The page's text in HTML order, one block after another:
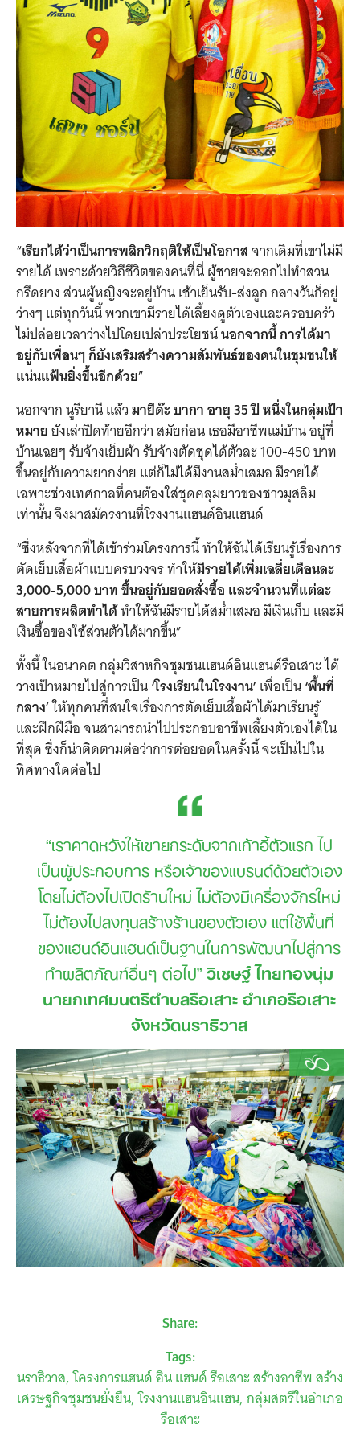
“เรียกได้ว่าเป็นการพลิกวิกฤติให้เป็นโอกาสจากเดิมที่เขาไม่มี
รายได้ เพราะด้วยวิถีชีวิตของคนที่นี่ ผู้ชายจะออกไปทำสวน
กรีดยาง ส่วนผู้หญิงจะอยู่บ้าน เช้าเย็นรับ-ส่งลูก กลางวันก็อยู่
ว่างๆ แต่ทุกวันนี้ พวกเขามีรายได้เลี้ยงดูตัวเองและครอบครัว
ไม่ปล่อยเวลาว่างไปโดยเปล่าประโยชน์นอกจากนี้ การได้มา
อยู่กับเพื่อนๆ ก็ยังเสริมสร้างความสัมพันธ์ของคนในชุมชนให้
แน่นแฟ้นยิ่งขึ้นอีกด้วย”
นอกจาก นูรียานี แล้วมายีด๊ะ บากา อายุ 35 ปี หนึ่งในกลุ่มเป้า
หมายยังเล่าปิดท้ายอีกว่า สมัยก่อน เธอมีอาชีพแม่บ้าน อยู่ที่
บ้านเฉยๆ รับจ้างเย็บผ้า รับจ้างตัดชุดได้ตัวละ 100-450 บาท
ขึ้นอยู่กับความยากง่าย แต่ก็ไม่ได้มีงานสม่ำเสมอ มีรายได้
เฉพาะช่วงเทศกาลที่คนต้องใส่ชุดคลุมยาวของชาวมุสลิม
เท่านั้น จึงมาสมัครงานที่โรงงานแฮนด์อินแฮนด์
“ซึ่งหลังจากที่ได้เข้าร่วมโครงการนี้ ทำให้ฉันได้เรียนรู้เรื่องการ
ตัดเย็บเสื้อผ้าแบบครบวงจร ทำให้มีรายได้เพิ่มเฉลี่ยเดือนละ
3,000-5,000 บาท ขึ้นอยู่กับยอดสั่งซื้อ และจำนวนที่แต่ละ
สายการผลิตทำได้ทำให้ฉันมีรายได้สม่ำเสมอ มีเงินเก็บ และมี
เงินซื้อของใช้ส่วนตัวได้มากขึ้น”
ทั้งนี้ ในอนาคต กลุ่มวิสาหกิจชุมชนแฮนด์อินแฮนด์รือเสาะ ได้
วางเป้าหมายไปสู่การเป็น‘โรงเรียนในโรงงาน’เพื่อเป็น‘พื้นที่
กลาง’ให้ทุกคนที่สนใจเรื่องการตัดเย็บเสื้อผ้าได้มาเรียนรู้
และฝึกฝีมือ จนสามารถนำไปประกอบอาชีพเลี้ยงตัวเองได้ใน
ที่สุด ซึ่งก็น่าติดตามต่อว่าการต่อยอดในครั้งนี้ จะเป็นไปใน
ทิศทางใดต่อไป
“เราคาดหวังให้เขายกระดับจากเก้าอี้ตัวแรก ไป
เป็นผู้ประกอบการ หรือเจ้าของแบรนด์ด้วยตัวเอง
โดยไม่ต้องไปเปิดร้านใหม่ ไม่ต้องมีเครื่องจักรใหม่
ไม่ต้องไปลงทุนสร้างร้านของตัวเอง แต่ใช้พื้นที่
ของแฮนด์อินแฮนด์เป็นฐานในการพัฒนาไปสู่การ
ทำผลิตภัณฑ์อื่นๆ ต่อไป”วิเชษฐ์ ไทยทองนุ่ม
นายกเทศมนตรีตำบลรือเสาะ อำเภอรือเสาะ
จังหวัดนราธิวาส
Share:
Tags:
นราธิวาส โครงการแฮนด์ อิน แฮนด์ รือเสาะ สร้างอาชีพ สร้าง
เศรษฐกิจชุมชนยั่งยืน โรงงานแฮนอินแฮน กลุ่มสตรีในอำเภอ
รือเสาะ